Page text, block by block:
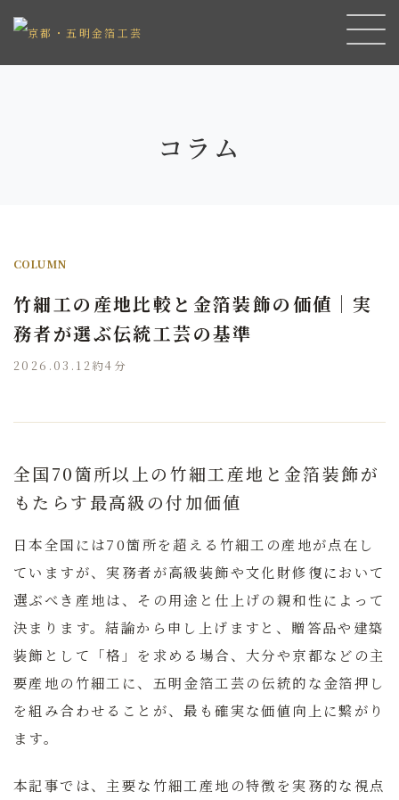
コラム
COLUMN
竹細工の産地比較と金箔装飾の価値｜実
務者が選ぶ伝統工芸の基準
2026.03.12約4分
全国70箇所以上の竹細工産地と金箔装飾が
もたらす最高級の付加価値
日本全国には70箇所を超える竹細工の産地が点在し
ていますが、実務者が高級装飾や文化財修復において
選ぶべき産地は、その用途と仕上げの親和性によって
決まります。結論から申し上げますと、 贈答品や建築
装飾として「格」を求める場合、大分や京都などの主
要産地の竹細工に、五明金箔工芸の伝統的な金箔押し
を組み合わせることが、最も確実な価値向上に繋がり
ます。
本記事では、主要な竹細工産地の特徴を実務的な視点